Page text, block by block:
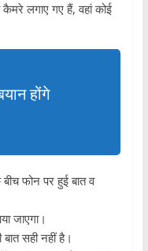
कैमरे लगाए गए हैं, वहां कोई
होंगे
फोन पर हुई बात व
जाएगा।
सही नहीं है।